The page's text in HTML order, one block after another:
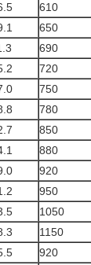
610
650
690
720
750
780
850
880
920
950
1050
1150
920